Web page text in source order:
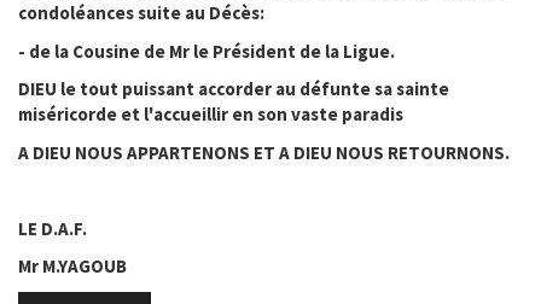
condoléances suite au Décès:
- de la Cousine de Mr le Président de la Ligue.
DIEU le tout puissant accorder au défunte sa sainte
miséricorde et l'accueillir en son vaste paradis
A DIEU NOUS APPARTENONS ET A DIEU NOUS RETOURNONS.
LE D.A.F.
Mr M.YAGOUB